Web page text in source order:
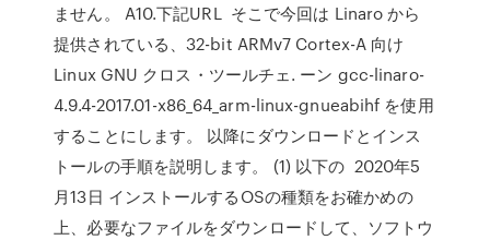
ません。 A10.下記URL そこで今回は Linaro から
提供されている、32-bit ARMv7 Cortex-A 向け
Linux GNU クロス・ツールチェ. ーン gcc-linaro-
4.9.4-2017.01-x86_64_arm-linux-gnueabihf を使用
することにします。 以降にダウンロードとインス
トールの手順を説明します。 (1) 以下の 2020年5
月13日 インストールするOSの種類をお確かめの
上、必要なファイルをダウンロードして、ソフトウ